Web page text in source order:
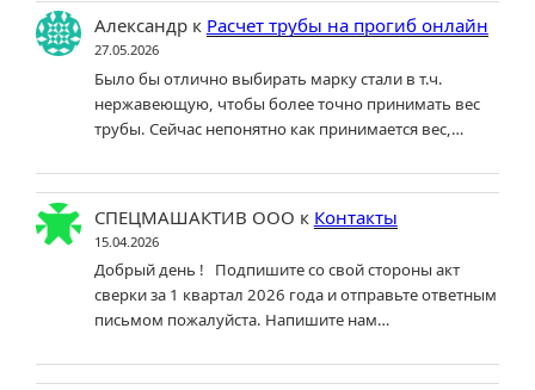
Александрк Расчет трубы на прогиб онлайн
27.05.2026
Было бы отлично выбирать марку стали в т.ч.
нержавеющую, чтобы более точно принимать вес
трубы. Сейчас непонятно как принимается вес,…
СПЕЦМАШАКТИВ ООО к Контакты
15.04.2026
Добрый день ! Подпишите со свой стороны акт
сверки за 1 квартал 2026 года и отправьте ответным
письмом пожалуйста. Напишите нам…